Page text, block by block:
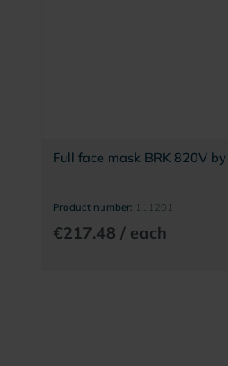
Full face mask BRK 820V
Product number: 111201
€217.48 / each